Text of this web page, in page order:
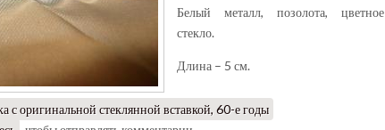
Белый металл, позолота, цветное
стекло.
Длина – 5 см.
с оригинальной стеклянной вставкой, 60-е годы